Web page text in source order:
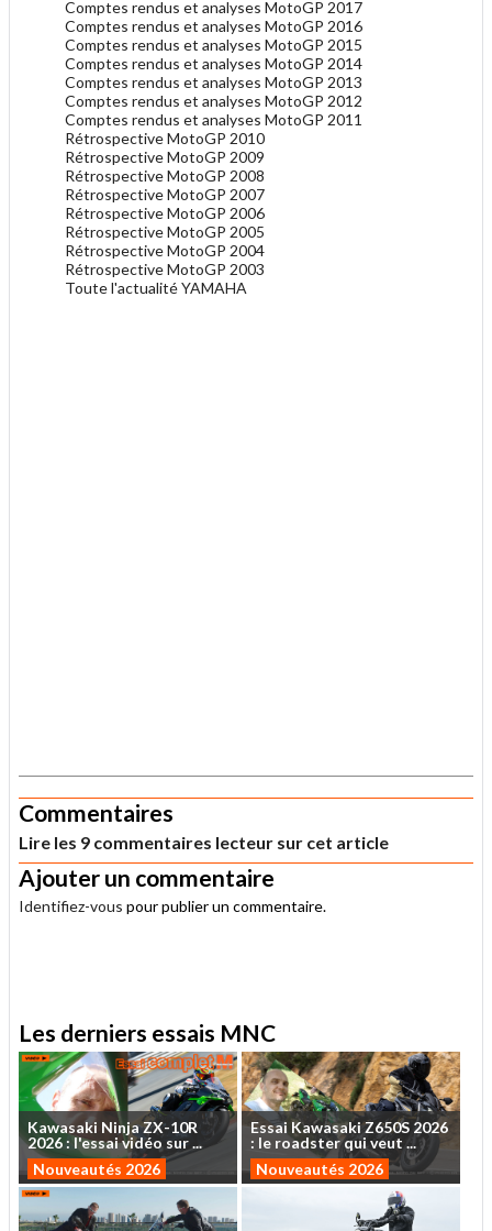
Comptes rendus et analyses MotoGP 2017
Comptes rendus et analyses MotoGP 2016
Comptes rendus et analyses MotoGP 2015
Comptes rendus et analyses MotoGP 2014
Comptes rendus et analyses MotoGP 2013
Comptes rendus et analyses MotoGP 2012
Comptes rendus et analyses MotoGP 2011
Rétrospective MotoGP 2010
Rétrospective MotoGP 2009
Rétrospective MotoGP 2008
Rétrospective MotoGP 2007
Rétrospective MotoGP 2006
Rétrospective MotoGP 2005
Rétrospective MotoGP 2004
Rétrospective MotoGP 2003
Toute l'actualité YAMAHA
Commentaires
Lire les 9 commentaires lecteur sur cet article
Ajouter un commentaire
Identifiez-vous pour publier un commentaire.
Les derniers essais MNC
Kawasaki NinjaZX-10R
2026: l'essaividéo sur...
Nouveautés 2026
Essai Kawasaki Z650S 2026
: le roadsterquiveut ...
Nouveautés 2026